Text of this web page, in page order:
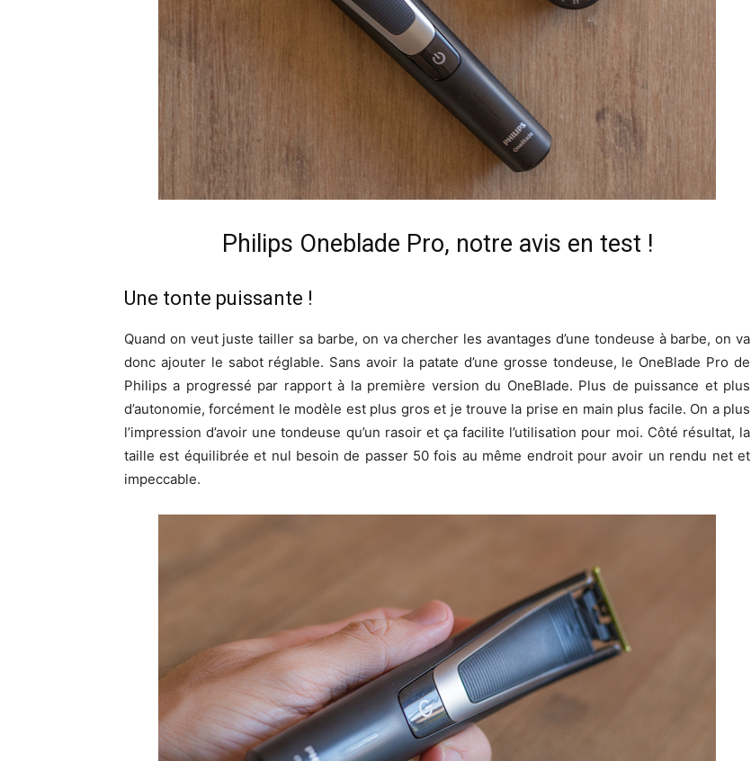
Philips Oneblade Pro, notre avis en test !
Une tonte puissante !
Quand on veut juste tailler sa barbe, on va chercher les avantages d’une tondeuse à barbe, on va
donc ajouter le sabot réglable. Sans avoir la patate d’une grosse tondeuse, le OneBlade Pro de
Philips a progressé par rapport à la première version du OneBlade. Plus de puissance et plus
d’autonomie, forcément le modèle est plus gros et je trouve la prise en main plus facile. On a plus
l’impression d’avoir une tondeuse qu’un rasoir et ça facilite l’utilisation pour moi. Côté résultat, la
taille est équilibrée et nul besoin de passer 50 fois au même endroit pour avoir un rendu net et
impeccable.